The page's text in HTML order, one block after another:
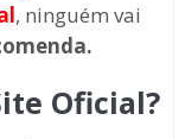
, ninguém vai
Oficial?